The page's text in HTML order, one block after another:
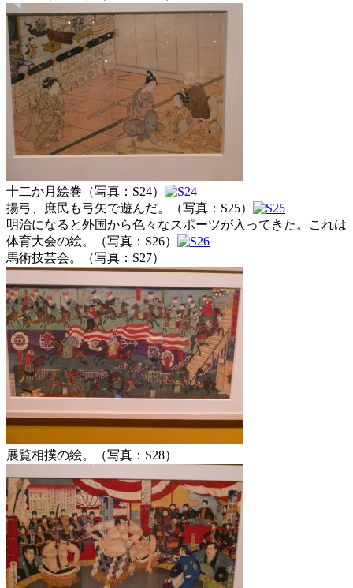
十二か月絵巻（写真：S24）
揚弓、庶民も弓矢で遊んだ。（写真：S25）
明治になると外国から色々なスポーツが入ってきた。これは
体育大会の絵。（写真：S26）
馬術技芸会。（写真：S27）
展覧相撲の絵。（写真：S28）